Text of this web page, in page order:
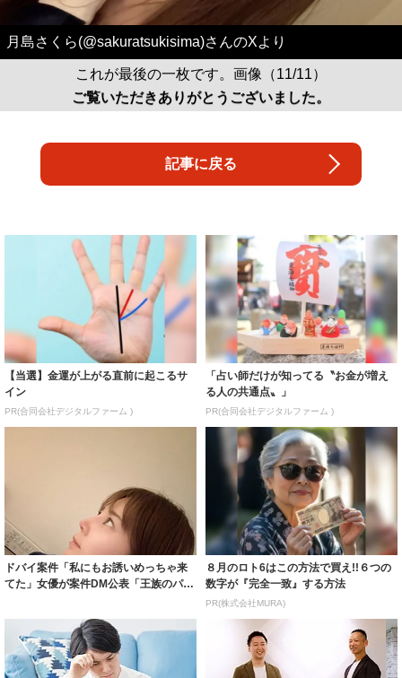
月島さくら(@sakuratsukisima)さんのXより
これが最後の一枚です。画像（11/11）
ご覧いただきありがとうございました。
記事に戻る
【当選】金運が上がる直前に起こるサ
イン
PR(合同会社デジタルファーム )
「占い師だけが知ってる〝お金が増え
る人の共通点〟」
PR(合同会社デジタルファーム )
ドバイ案件「私にもお誘いめっちゃ来
てた」女優が案件DM公表「王族のパー
８月のロト6はこの方法で買え!!６つの
数字が『完全一致』する方法
PR(株式会社MURA)